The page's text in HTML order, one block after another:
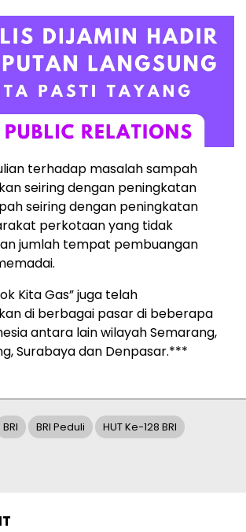
terhadap masalah sampah
seiring dengan peningkatan
seiring dengan peningkatan
perkotaan yang tidak
jumlah tempat pembuangan
Kita Gas” juga telah
di berbagai pasar di beberapa
antara lain wilayah Semarang,
Surabaya dan Denpasar.***
BRI BRI Peduli HUT Ke-128 BRI